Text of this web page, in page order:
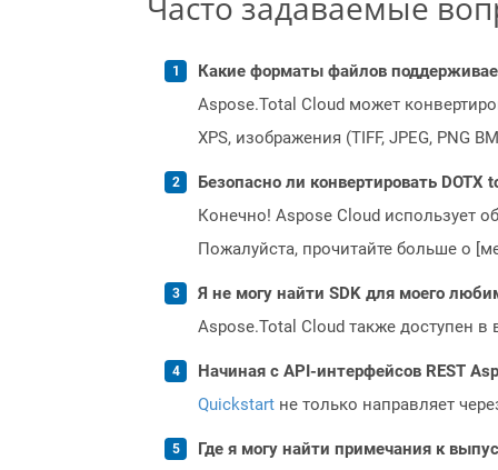
Какие форматы файлов
Aspose.Total Cloud может
XPS, изображения (TIFF, JPEG, PNG
Безопасно ли конвертировать DOTX
Конечно! Aspose Cloud использует
Пожалуйста, прочитайте больше о
Я не могу найти SDK для моего
Aspose.Total Cloud также доступен в
Начиная с API-интерфейсов REST
Quickstart не только направляет
Где я могу найти примечания к